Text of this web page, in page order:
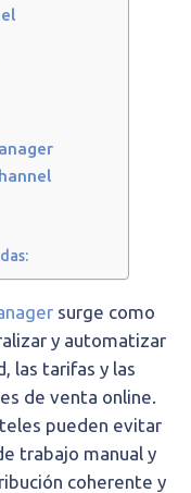
surge como
y automatizar
las tarifas y las
de venta online.
pueden evitar
trabajo manual y
coherente y